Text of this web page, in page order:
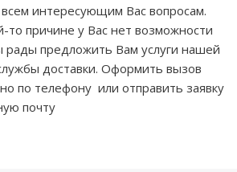
интересующим Вас вопросам.
то причине у Вас нет возможности
рады предложить Вам услуги нашей
доставки. Оформить вызов
по телефону или отправить заявку
почту